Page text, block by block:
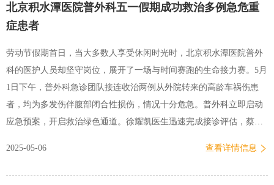
恶性肿瘤切除与骨盆重建手术难度大，致残率和死亡率高。自2007年
北京积水潭医院骨肿瘤科学科带头人牛晓辉教授团队率先在国内开展
计算机导航辅助骨肿瘤手术以来，以现任学科带头人刘巍峰教授为代
表的骨肿瘤团队持续深耕智能骨科辅助骨盆肿瘤切除重建领域，积累
了丰富的经验，是国际上公开报道的开展计算机导航辅助骨盆肿瘤手
术最多的团队。本研究数据显示，采用计算机导航…
北京积水潭医院普外科五一假期成功救治多例急危重
症患者
劳动节假期首日，当大多数人享受休闲时光时，北京积水潭医院普外
科的医护人员却坚守岗位，展开了一场与时间赛跑的生命接力赛。5月
1日下午，普外科急诊团队接连收治两例从外院转来的高龄车祸伤患
者，均为多发伤伴腹部闭合性损伤，情况十分危急。普外科立即启动
应急预案，开启救治绿色通道。徐耀凯医生迅速完成接诊评估，蔡轩
医疗团队果断决定实施急诊手术。术中探查发现，患者乙状结肠系膜
2025-05-06 查看详情信息